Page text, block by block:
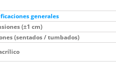
generales
(±1 cm)
(sentados / tumbados)